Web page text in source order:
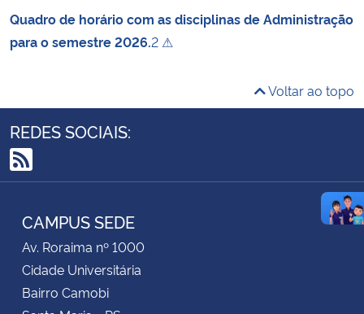
Quadro de horário com as disciplinas de Administração
para o semestre 2026.2 ⚠
Voltar ao topo
REDES SOCIAIS:
RSS
CAMPUS SEDE
Av. Roraima nº 1000
Cidade Universitária
Bairro Camobi